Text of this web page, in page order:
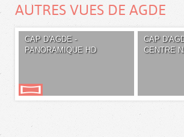
AUTRES VUES DE AGDE
CAP D'AGDE -
PANORAMIQUE HD
CAP
CENTRE